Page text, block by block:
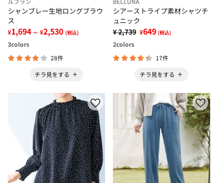
シャンブレー生地ロングブラウ
ス
¥1,694 ～ ¥2,530 (税込)
3colors
28件
チラ見をする
シアーストライプ素材シャツチ
ュニック
¥ 2,739 ¥649 (税込)
2colors
17件
チラ見をする